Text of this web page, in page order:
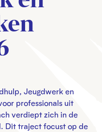
Jeugdwerk en
professionals uit
verdiept zich in de
Dit traject focust op de